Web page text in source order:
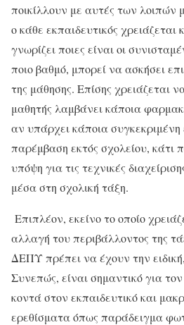
ποικίλλουν με αυτές των λοιπών
ο κάθε εκπαιδευτικός χρειάζεται
γνωρίζει ποιες είναι οι
ποιο βαθμό, μπορεί να ασκήσει
της μάθησης. Επίσης χρειάζεται
μαθητής λαμβάνει κάποια
αν υπάρχει κάποια συγκεκριμένη
παρέμβαση εκτός σχολείου, κάτι
υπόψη για τις τεχνικές
μέσα στη σχολική τάξη.
Επιπλέον, εκείνο το οποίο
αλλαγή του περιβάλλοντος της
ΔΕΠΥ πρέπει να έχουν την
Συνεπώς, είναι σημαντικό για
κοντά στον εκπαιδευτικό και
ερεθίσματα όπως παράδειγμα